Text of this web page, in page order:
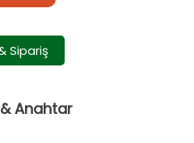
Sipariş
Anahtar